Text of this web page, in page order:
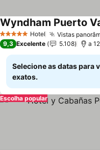
5 Estrelas Hotel Vistas
Wyndham Puerto
9,3 Excelente 5.108 a
Selecione as datas para
exatos.
Escolha popular